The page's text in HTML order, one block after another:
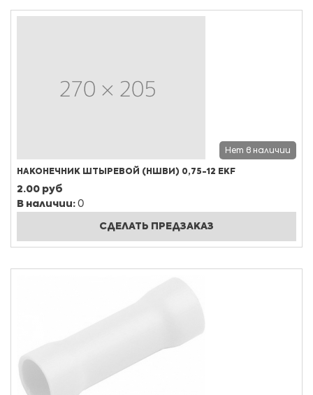
Нет в наличии
НАКОНЕЧНИК ШТЫРЕВОЙ (НШВИ) 0,75-12 EKF
2.00 руб
В наличии: 0
СДЕЛАТЬ ПРЕДЗАКАЗ